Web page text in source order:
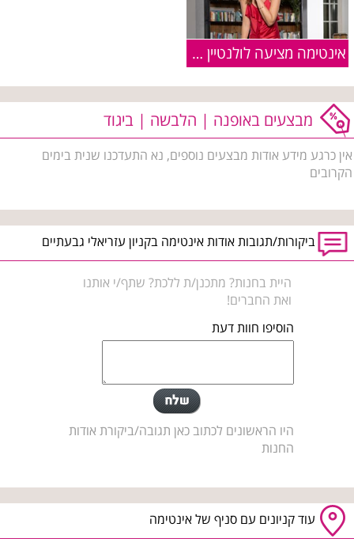
אינטימה מציעה לולנטיין דיי: קולקציה מלאת אהבה
מבצעים באופנה | הלבשה | ביגוד
אין כרגע מידע אודות מבצעים נוספים, נא התעדכנו שנית בימים
הקרובים
ביקורות/תגובות אודות אינטימה בקניון עזריאלי גבעתיים
היית בחנות? מתכנן/ת ללכת? שתף/י אותנו
ואת החברים!
הוסיפו חוות דעת
היו הראשונים לכתוב כאן תגובה/ביקורת אודות
החנות
עוד קניונים עם סניף של אינטימה